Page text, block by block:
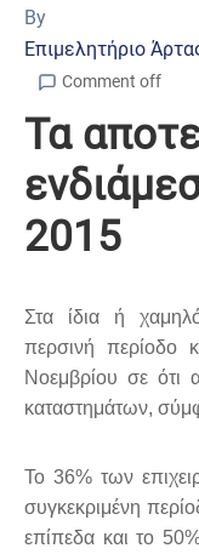
By
Επιμελητήριο
Comment off
Τα
2015
Στα ίδια ή
περσινή περίοδο
Νοεμβρίου σε ότι
καταστημάτων,
Το 36% των
συγκεκριμένη
επίπεδα και το